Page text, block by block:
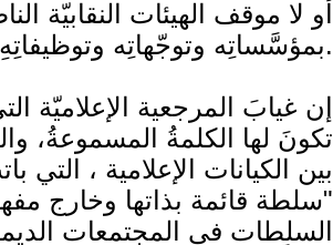
أو لا موقف الهيئات النقابيّة
بمؤسَّساتِه وتوجّهاتِه وتوظيفاتِهِ.
إن غيابَ المرجعية الإعلاميّة
تكونَ لها الكلمةُ المسموعةُ،
بين الكيانات الإعلامية ، التي
"سلطة قائمة بذاتها وخارج
السلطات في المجتمعات